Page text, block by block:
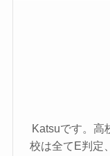
Katsuです。高
校は全てE判定